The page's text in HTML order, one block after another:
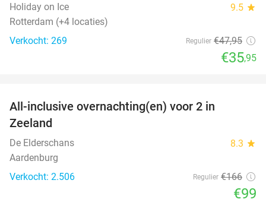
Holiday on Ice 9.5 star
Rotterdam (+4 locaties)
Verkocht: 269
Regulier €47,95
€35,95
All-inclusive overnachting(en) voor 2 in
Zeeland
De Elderschans 8.3 star
Aardenburg
Verkocht: 2.506
Regulier €166
€99